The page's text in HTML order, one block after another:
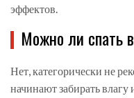
эффектов.
Можно ли спать
Нет, категорически не
начинают забирать